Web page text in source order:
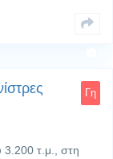
Γη
3.200 τ.μ., στη